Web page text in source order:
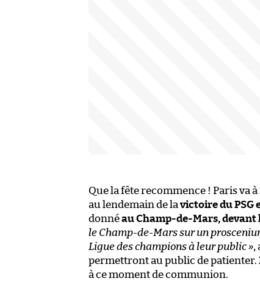
Que la fête recommence ! Paris va
au lendemain de la victoire du PSG
donnéau Champ-de-Mars, devant
le Champ-de-Mars sur un
Ligue des champions à leur public »,
permettront au public de patienter.
à ce moment de communion.